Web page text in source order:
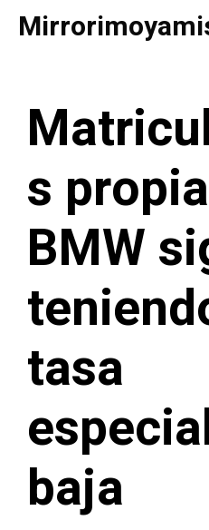
Saltar
s
BMW
tasa
baja